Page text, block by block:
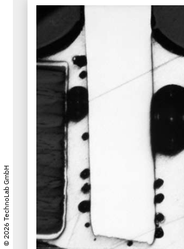
© 2026 TechnoLab GmbH